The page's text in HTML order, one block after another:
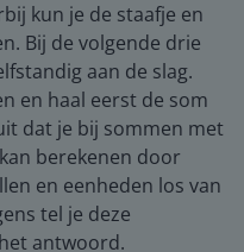
kun je de staafje en
Bij de volgende drie
aan de slag.
en haal eerst de som
dat je bij sommen met
berekenen door
en eenheden los van
tel je deze
antwoord.